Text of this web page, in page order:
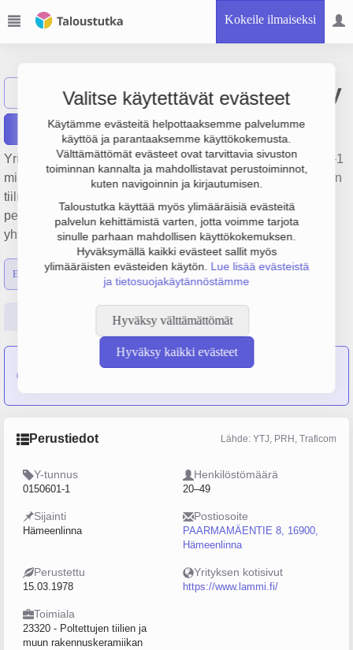
Kokeile ilmaiseksi
Valitse käytettävät evästeet
Käytämme evästeitä helpottaaksemme palvelumme
käyttöä ja parantaaksemme käyttökokemusta.
Välttämättömät evästeet ovat tarvittavia sivuston
toiminnan kannalta ja mahdollistavat perustoiminnot,
kuten navigoinnin ja kirjautumisen.
Taloustutka käyttää myös ylimääräisiä evästeitä
palvelun kehittämistä varten, jotta voimme tarjota
sinulle parhaan mahdollisen käyttökokemuksen.
Hyväksymällä kaikki evästeet sallit myös
ylimääräisten evästeiden käytön. Lue lisää evästeistä
ja tietosuojakäytännöstämme
Hyväksy välttämättömät
Hyväksy kaikki evästeet
Näytä haku Lammin Betoni Oy
Raportit
Yrityksen Lammin Betoni Oy liikevaihto on 9.4 milj. €, tulos -1
milj. € ja henkilöstömäärä 47. Sen päätoimiala on Poltettujen
tiilien ja muun rakennuskeramiikan valmistus,
perustamisvuosi 1978 ja sijainti Hämeenlinna. Yrityksen
yhtiömuoto Osakeyhtiö (OY).
Emon luvut Konsernin luvut
Tilinpäätösluvut Päättäjätiedot
Lammi-Perustus Oyon sulautunut yritykseen Lammin
Perustiedot Lähde: YTJ, PRH, Traficom
Y-tunnus
0150601-1
Henkilöstömäärä
20–49
Sijainti
Hämeenlinna
Postiosoite
PAARMAMÄENTIE 8, 16900,
Hämeenlinna
Perustettu
15.03.1978
Yrityksen kotisivut
https://www.lammi.fi/
Toimiala
23320 - Poltettujen tiilien ja
muun rakennuskeramiikan